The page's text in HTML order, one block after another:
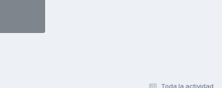
Toda la actividad